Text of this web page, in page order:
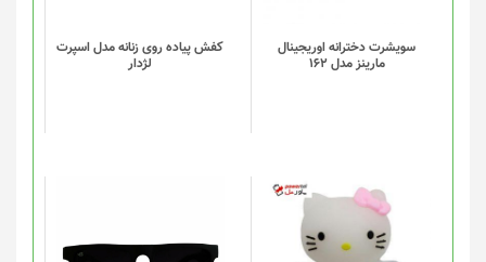
سویشرت دخترانه اوریجینال
مارینز مدل 162
کفش پیاده روی زنانه مدل اسپرت
لژدار
گزینه
ها